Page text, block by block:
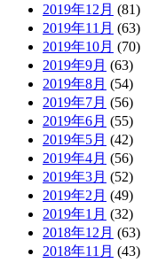
2019年12月 (81)
2019年11月 (63)
2019年10月 (70)
2019年9月 (63)
2019年8月 (54)
2019年7月 (56)
2019年6月 (55)
2019年5月 (42)
2019年4月 (56)
2019年3月 (52)
2019年2月 (49)
2019年1月 (32)
2018年12月 (63)
2018年11月 (43)